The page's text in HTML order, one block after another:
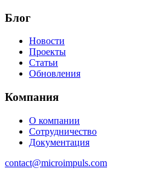
Блог
Новости
Проекты
Статьи
Обновления
Компания
О компании
Сотрудничество
Документация
contact@microimpuls.com